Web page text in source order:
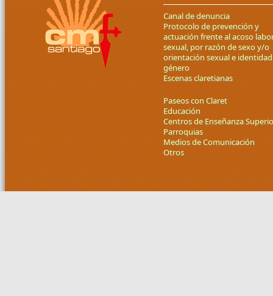
Canal de denuncia
Protocolo de prevención y
actuación frente al acoso
sexual, por razón de sexo y/o
orientación sexual e
género
Escenas claretianas
Paseos con Claret
Educación
Centros de Enseñanza
Parroquias
Medios de Comunicación
Otros